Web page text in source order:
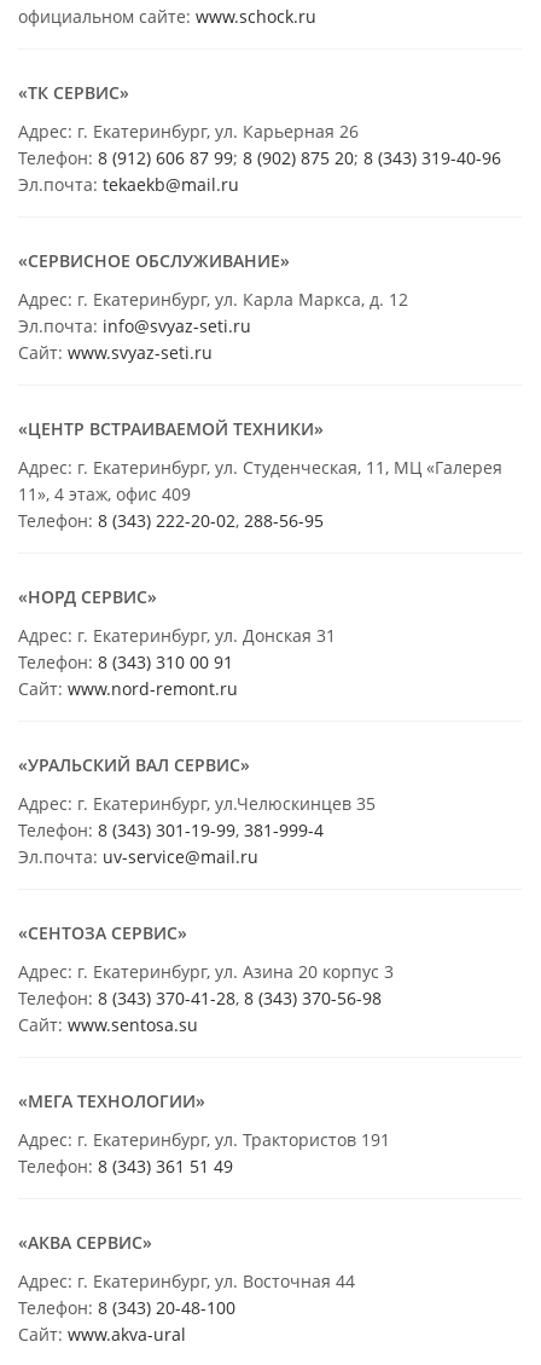
официальном сайте: www.schock.ru
«ТК СЕРВИС»
Адрес: г. Екатеринбург, ул. Карьерная 26
Телефон: 8 (912) 606 87 99; 8 (902) 875 20; 8 (343) 319-40-96
Эл.почта: tekaekb@mail.ru
«СЕРВИСНОЕ ОБСЛУЖИВАНИЕ»
Адрес: г. Екатеринбург, ул. Карла Маркса, д. 12
Эл.почта: info@svyaz-seti.ru
Сайт: www.svyaz-seti.ru
«ЦЕНТР ВСТРАИВАЕМОЙ ТЕХНИКИ»
Адрес: г. Екатеринбург, ул. Студенческая, 11, МЦ «Галерея
11», 4 этаж, офис 409
Телефон: 8 (343) 222-20-02, 288-56-95
«НОРД СЕРВИС»
Адрес: г. Екатеринбург, ул. Донская 31
Телефон: 8 (343) 310 00 91
Сайт: www.nord-remont.ru
«УРАЛЬСКИЙ ВАЛ СЕРВИС»
Адрес: г. Екатеринбург, ул.Челюскинцев 35
Телефон: 8 (343) 301-19-99, 381-999-4
Эл.почта: uv-service@mail.ru
«СЕНТОЗА СЕРВИС»
Адрес: г. Екатеринбург, ул. Азина 20 корпус 3
Телефон: 8 (343) 370-41-28, 8 (343) 370-56-98
Сайт: www.sentosa.su
«МЕГА ТЕХНОЛОГИИ»
Адрес: г. Екатеринбург, ул. Трактористов 191
Телефон: 8 (343) 361 51 49
«АКВА СЕРВИС»
Адрес: г. Екатеринбург, ул. Восточная 44
Телефон: 8 (343) 20-48-100
Сайт: www.akva-ural